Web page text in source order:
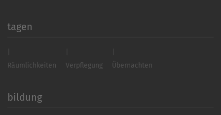
tagen
Räumlichkeiten Verpflegung Übernachten
bildung